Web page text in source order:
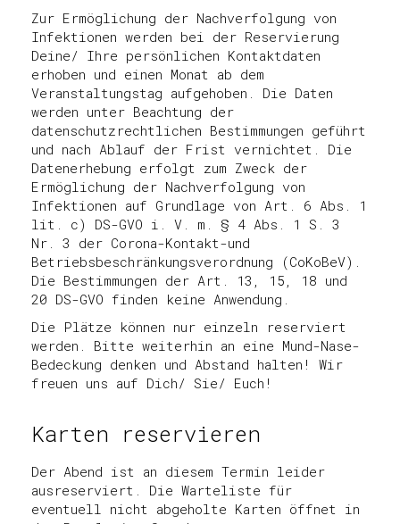
Zur Ermöglichung der Nachverfolgung von
Infektionen werden bei der Reservierung
Deine/ Ihre persönlichen Kontaktdaten
erhoben und einen Monat ab dem
Veranstaltungstag aufgehoben. Die Daten
werden unter Beachtung der
datenschutzrechtlichen Bestimmungen geführt
und nach Ablauf der Frist vernichtet. Die
Datenerhebung erfolgt zum Zweck der
Ermöglichung der Nachverfolgung von
Infektionen auf Grundlage von Art. 6 Abs. 1
lit. c) DS-GVO i. V. m. § 4 Abs. 1 S. 3
Nr. 3 der Corona-Kontakt-und
Betriebsbeschränkungsverordnung (CoKoBeV).
Die Bestimmungen der Art. 13, 15, 18 und
20 DS-GVO finden keine Anwendung.
Die Plätze können nur einzeln reserviert
werden. Bitte weiterhin an eine Mund-Nase-
Bedeckung denken und Abstand halten! Wir
freuen uns auf Dich/ Sie/ Euch!
Karten reservieren
Der Abend ist an diesem Termin leider
ausreserviert. Die Warteliste für
eventuell nicht abgeholte Karten öffnet in